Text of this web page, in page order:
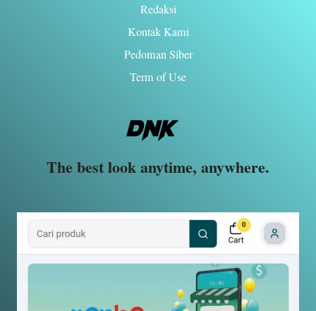
Redaksi
Kontak Kami
Pedoman Siber
Term of Use
The best look anytime, anywhere.